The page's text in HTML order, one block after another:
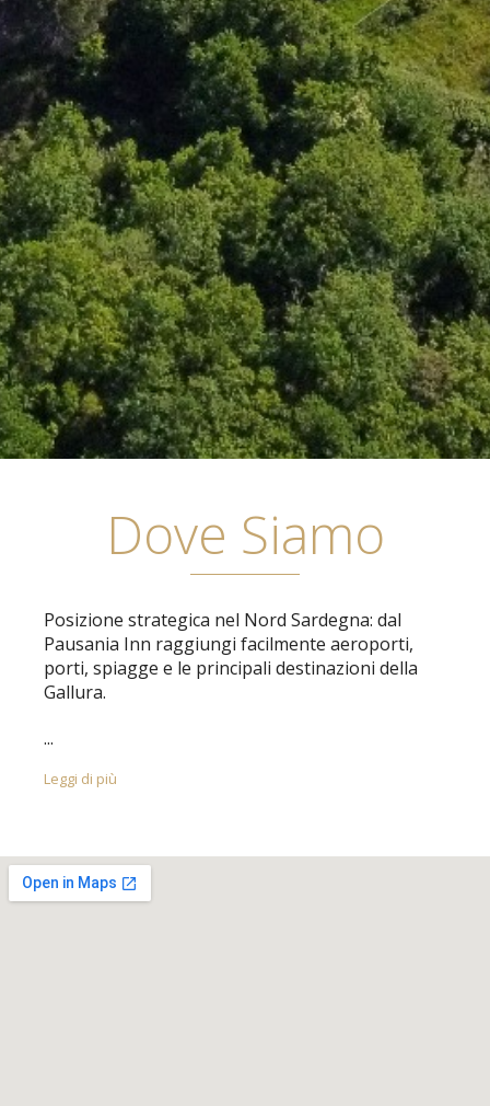
Dove Siamo
Posizione strategica nel Nord Sardegna: dal
Pausania Inn raggiungi facilmente aeroporti,
porti, spiagge e le principali destinazioni della
Gallura.
...
Leggi di più